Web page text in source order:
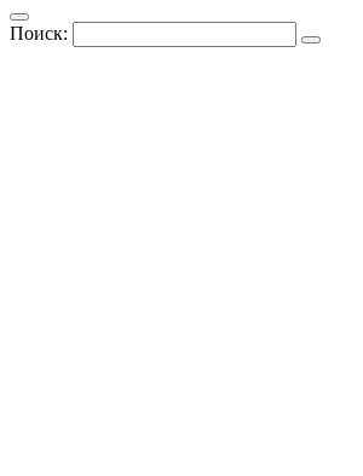
Поиск: